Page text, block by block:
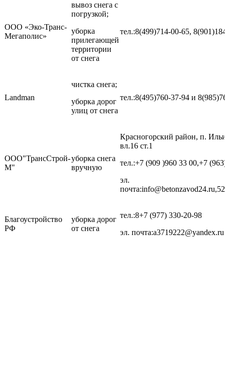
ООО «Эко-Транс-
Мегаполис»
вывоз снега с
погрузкой;
уборка
прилегающей
территории
от снега
тел.:8(499)714-00-65,
Landman
чистка снега;
уборка дорог
улиц от снега
тел.:8(495)760-37-94 и
ООО"ТрансСтрой-
М"
уборка снега
вручную
Красногорский район, п.
вл.16 ст.1
тел.:+7 (909 )960 33 00,+7
эл.
Благоустройство
РФ
уборка дорог
от снега
тел.:8+7 (977) 330-20-98
эл. почта:a3719222@yandex.ru